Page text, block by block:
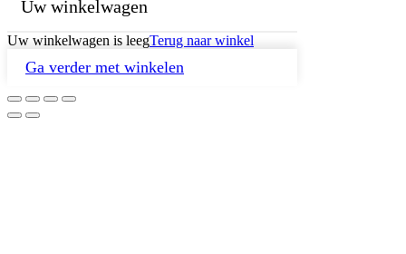
Uw winkelwagen
Uw winkelwagen is leegTerug naar winkel
Ga verder met winkelen